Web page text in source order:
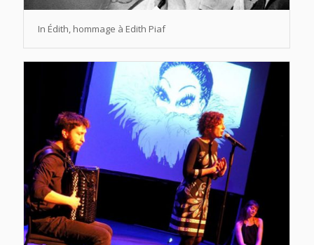
In Édith, hommage à Edith Piaf